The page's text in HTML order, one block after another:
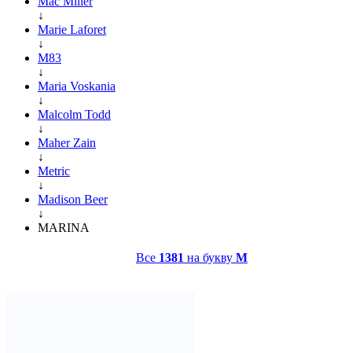
↓
Marie Laforet
↓
M83
↓
Maria Voskania
↓
Malcolm Todd
↓
Maher Zain
↓
Metric
↓
Madison Beer
↓
MARINA
Все 1381 на букву M